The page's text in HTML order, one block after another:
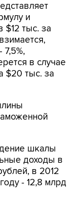
и
$12 тыс. за
7,5%,
в случае
$20 тыс. за
шкалы
доходы в
в 2012
- 12,8 млрд